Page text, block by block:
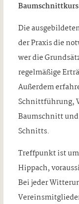
Die
der Praxis die
wer die
regelmäßige
Außerdem
Schnittführung,
Baumschnitt
Schnitts.
Treffpunkt ist
Hippach,
Bei jeder